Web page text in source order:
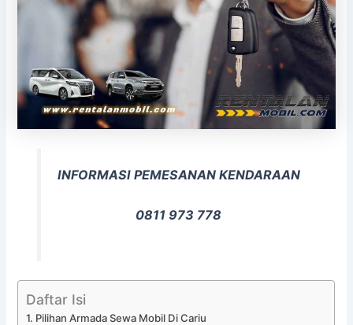
INFORMASI PEMESANAN KENDARAAN
0811 973 778
Daftar Isi
Pilihan Armada Sewa Mobil Di Cariu